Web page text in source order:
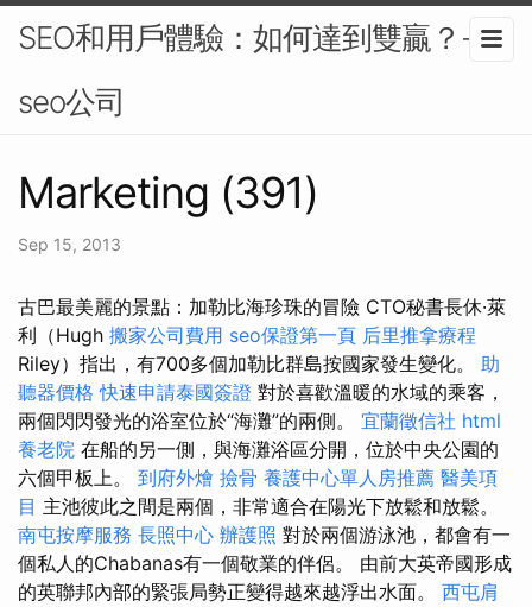
SEO和用戶體驗：如何達到雙贏？-
seo公司
Marketing (391)
Sep 15, 2013
古巴最美麗的景點：加勒比海珍珠的冒險 CTO秘書長休·萊
利（Hugh 搬家公司費用 seo保證第一頁 后里推拿療程
Riley）指出，有700多個加勒比群島按國家發生變化。 助
聽器價格 快速申請泰國簽證 對於喜歡溫暖的水域的乘客，
兩個閃閃發光的浴室位於“海灘”的兩側。 宜蘭徵信社 html
養老院 在船的另一側，與海灘浴區分開，位於中央公園的
六個甲板上。 到府外燴 撿骨 養護中心單人房推薦 醫美項
目 主池彼此之間是兩個，非常適合在陽光下放鬆和放鬆。
南屯按摩服務 長照中心 辦護照 對於兩個游泳池，都會有一
個私人的Chabanas有一個敬業的伴侶。 由前大英帝國形成
的英聯邦內部的緊張局勢正變得越來越浮出水面。 西屯肩